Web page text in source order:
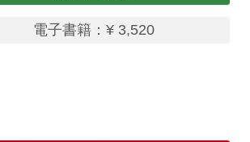
電子書籍：¥ 3,520